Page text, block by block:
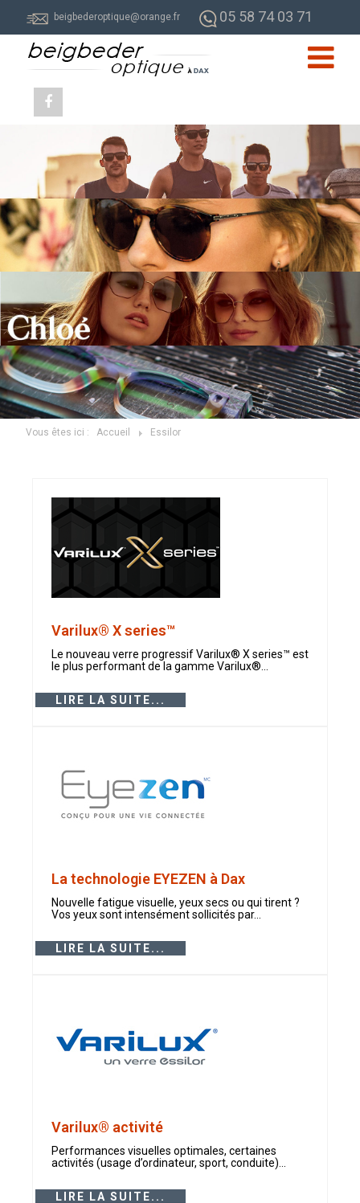
beigbederoptique@orange.fr 05 58 74 03 71
Vous êtes ici : Accueil Essilor
Varilux® X series™
Le nouveau verre progressif Varilux® X series™ est
le plus performant de la gamme Varilux®...
LIRE LA SUITE...
La technologie EYEZEN à Dax
Nouvelle fatigue visuelle, yeux secs ou qui tirent ?
Vos yeux sont intensément sollicités par...
LIRE LA SUITE...
Varilux® activité
Performances visuelles optimales, certaines
activités (usage d’ordinateur, sport, conduite)...
LIRE LA SUITE...